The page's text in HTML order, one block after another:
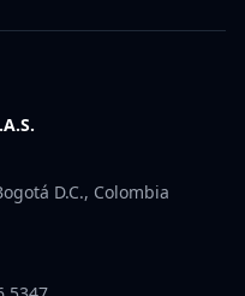
D.C., Colombia